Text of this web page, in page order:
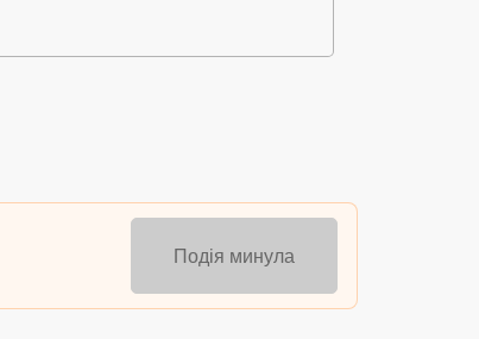
Подія минула